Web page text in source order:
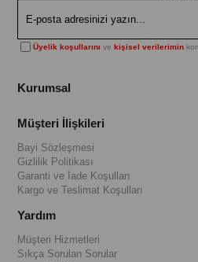
Üyelik koşullarını vekişisel verilerimin
Kurumsal
Müşteri İlişkileri
Bayi Sözleşmesi
Gizlilik Politikası
Garanti ve İade Koşulları
Kargo ve Teslimat Koşulları
Yardım
Müşteri Hizmetleri
Sıkça Sorulan Sorular